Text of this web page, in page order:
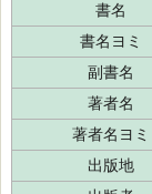
書名
書名ヨミ
副書名
著者名
著者名ヨミ
出版地